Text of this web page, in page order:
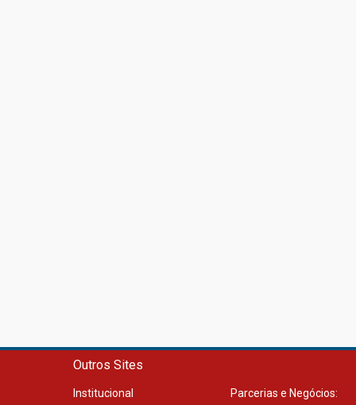
Outros Sites
Institucional
Parcerias e Negócios: